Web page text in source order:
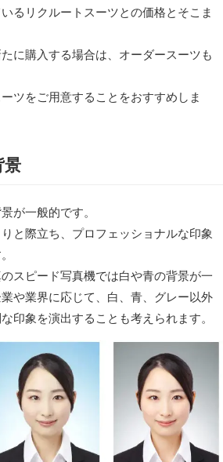
るリクルートスーツとの価格とそこま
に購入する場合は、オーダースーツも
ツをご用意することをおすすめしま
景
が一般的です。
と際立ち、プロフェッショナルな印象
スピード写真機では白や青の背景が一
や業界に応じて、白、青、グレー以外
印象を演出することも考えられます。